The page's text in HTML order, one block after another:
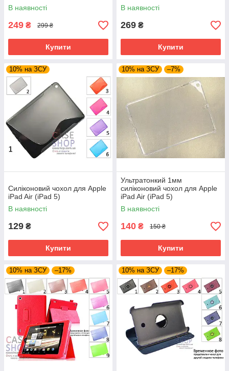
В наявності
249 ₴ 299 ₴
Купити
В наявності
269 ₴
Купити
10% на ЗСУ
Силіконовий чохол для Apple
iPad Air (iPad 5)
В наявності
129 ₴
Купити
10% на ЗСУ –7%
Ультратонкий 1мм
силіконовий чохол для Apple
iPad Air (iPad 5)
В наявності
140 ₴ 150 ₴
Купити
10% на ЗСУ –17% 10% на ЗСУ –17%